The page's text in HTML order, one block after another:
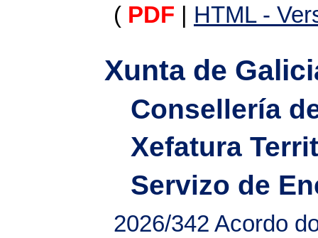
( PDF HTML -
Xunta de
Consellería
Xefatura
Servizo de
2026/342 Acordo